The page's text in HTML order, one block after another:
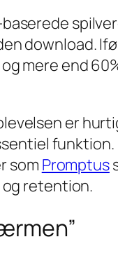
download.
mere end
er
som Promptus
retention.